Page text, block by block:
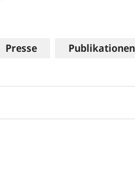
Presse Publikationen